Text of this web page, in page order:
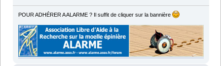
POUR ADHÉRER A ALARME ? Il suffit de cliquer sur la bannière